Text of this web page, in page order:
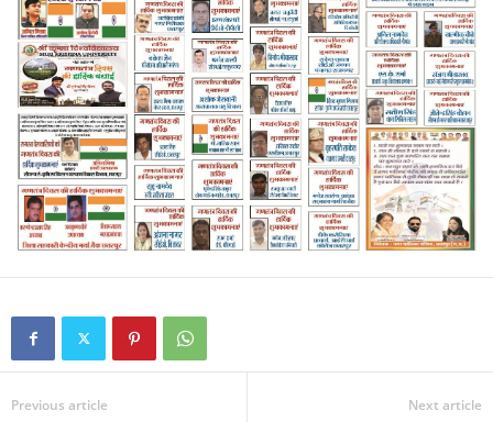
Previous article Next article